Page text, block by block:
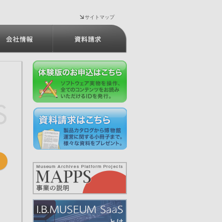
サイトマップ